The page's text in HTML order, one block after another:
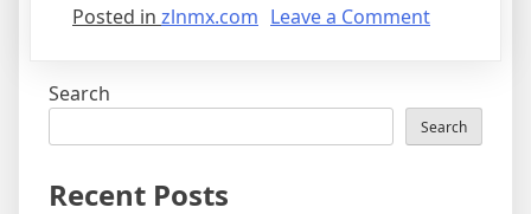
Posted in zlnmx.com Leave a Commenton
Search
Search
Recent Posts